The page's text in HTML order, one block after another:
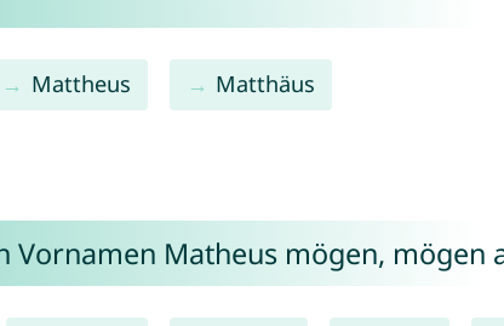
Mattheus Matthäus
Vornamen Matheus mögen, mögen